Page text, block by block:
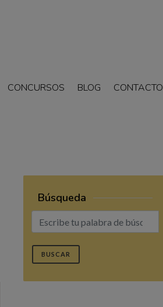
CONCURSOS BLOG CONTACTO
Búsqueda
BUSCAR